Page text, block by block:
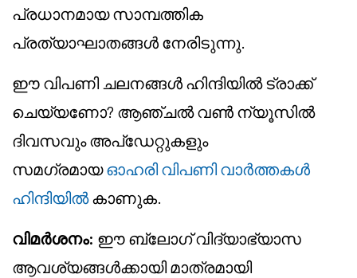
പ്രധാനമായ സാമ്പത്തിക
പ്രത്യാഘാതങ്ങൾ നേരിടുന്നു.
ഈ വിപണി ചലനങ്ങൾ ഹിന്ദിയിൽ ട്രാക്ക്
ചെയ്യണോ? ആഞ്ചൽ വൺ ന്യൂസിൽ
ദിവസവും അപ്ഡേറ്റുകളും
സമഗ്രമായഓഹരി വിപണി വാർത്തകൾ
ഹിന്ദിയിൽകാണുക.
വിമർശനം: ഈ ബ്ലോഗ് വിദ്യാഭ്യാസ
ആവശ്യങ്ങൾക്കായി മാത്രമായി